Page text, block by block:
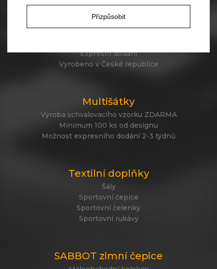
Přizpůsobit
Zakázková výroba čepic
Vlastní designy zimních položek
Expresní dodání
Vyrobeno v České republice
Multišátky
Výroba schvalovacího vzorku ZDARMA
Minimum 100 ks od designu
Možnost expresního dodání 2-3 týdnů
Textilní doplňky
Šály
Sportovní čepice
Sportovní čelenky
Sportovní rukávy
SABBOT zimní čepice